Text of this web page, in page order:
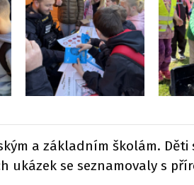
a základním školám.
se seznamovaly s